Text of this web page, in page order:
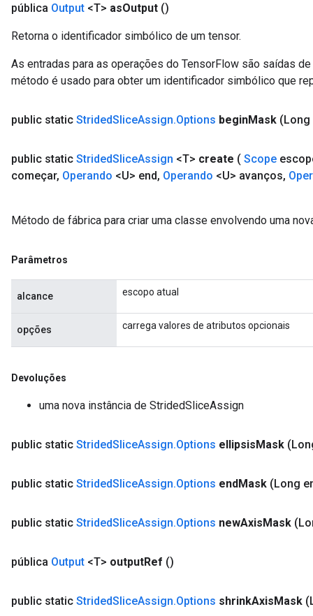
pública Output <T> asOutput ()
Retorna o identificador simbólico de um tensor.
As entradas para as operações do TensorFlow são saídas
método é usado para obter um identificador simbólico que
public static StridedSliceAssign.Options beginMask (Long
public static StridedSliceAssign <T> create ( Scope
começar, Operando <U> end, Operando <U> avanços,
Método de fábrica para criar uma classe envolvendo uma
Parâmetros
alcance escopo atual
opções carrega valores de atributos opcionais
Devoluções
uma nova instância de StridedSliceAssign
public static StridedSliceAssign.Options ellipsisMask
public static StridedSliceAssign.Options endMask (Long
public static StridedSliceAssign.Options newAxisMask
pública Output <T> outputRef ()
public static StridedSliceAssign.Options shrinkAxisMask